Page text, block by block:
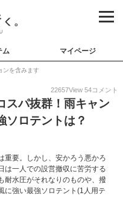
ム マイページ
ンを含みます
22657View 54コメント
スパ抜群！雨キャン
ソロテントは？
重要。しかし、安かろう悪かろ
は一人での設営撤収に苦労する
耐水圧がそれなりのものや、撥
に強い最強ソロテント(1人用テ